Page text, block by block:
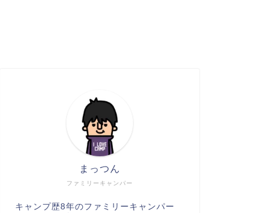
ファミリーキャンパー
まっつん
キャンプ歴8年のファミリーキャンパー